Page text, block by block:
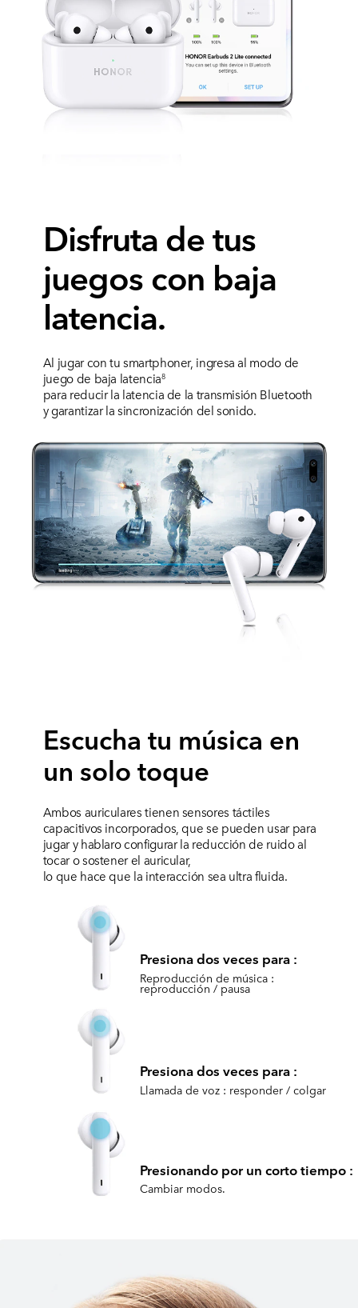
Disfruta de tus
juegos con baja
latencia.
Al jugar con tu smartphoner, ingresa al modo de
juego de baja latencia8
para reducir la latencia de la transmisión Bluetooth
y garantizar la sincronización del sonido.
Escucha tu música en
un solo toque
Ambos auriculares tienen sensores táctiles
capacitivos incorporados, que se pueden usar para
jugar y hablaro configurar la reducción de ruido al
tocar o sostener el auricular,
lo que hace que la interacción sea ultra fluida.
Presiona dos veces para :
Reproducción de música :
reproducción / pausa
Presiona dos veces para :
Llamada de voz : responder / colgar
Presionando por un corto tiempo :
Cambiar modos.